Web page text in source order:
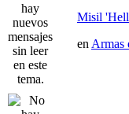
Misil
en Armas